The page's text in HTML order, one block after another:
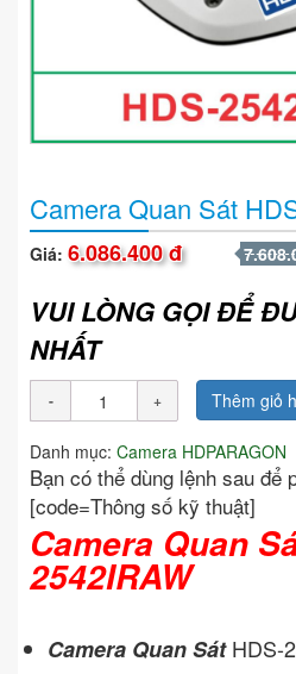
Camera Quan Sát
Giá: 6.086.400 đ
VUI LÒNG GỌI ĐỂ
NHẤT
Thêm giỏ
Danh mục: Camera HDPARAGON
Bạn có thể dùng lệnh sau để
[code=Thông số kỹ thuật]
Camera Quan
2542IRAW
Camera Quan SátHDS-